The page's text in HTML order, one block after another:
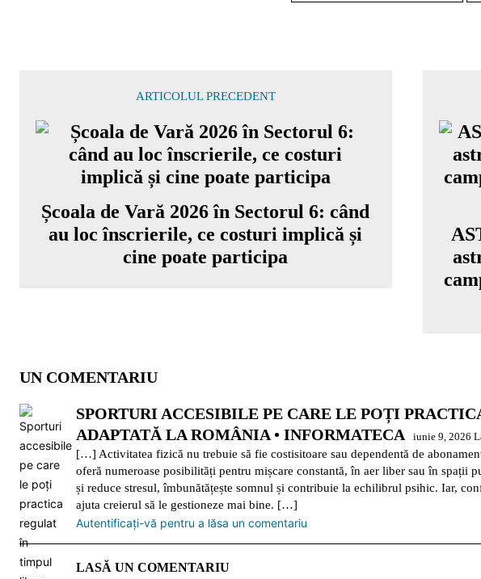
ARTICOLUL PRECEDENT
Școala de Vară 2026 în Sectorul 6: când
au loc înscrierile, ce costuri implică și
cine poate participa
UN COMENTARIU
SPORTURI ACCESIBILE PE CARE LE POȚI
ADAPTATĂ LA ROMÂNIA • INFORMATECA
iunie 9, 2026
[…] Activitatea fizică nu trebuie să fie costisitoare sau dependentă de
oferă numeroase posibilități pentru mișcare constantă, în aer liber sau în spații
și reduce stresul, îmbunătățește somnul și contribuie la echilibrul psihic. Iar,
ajuta creierul să le gestioneze mai bine. […]
Autentificați-vă pentru a lăsa un comentariu
LASĂ UN COMENTARIU